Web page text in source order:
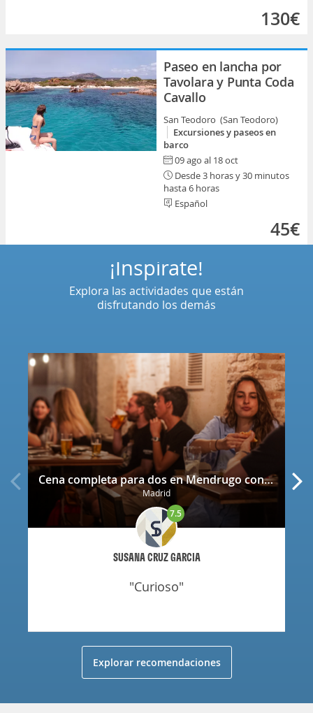
130€
Paseo en lancha por
Tavolara y Punta Coda
Cavallo
San Teodoro (San Teodoro)
Excursiones y paseos en
barco
09 ago al 18 oct
Desde 3 horas y 30 minutos
hasta 6 horas
Español
45€
Cena completa para dos en Mendrugo con cerveza artesana incluida
Madrid
SUSANA CRUZ GARCIA
7.5
"curioso"
¡Inspírate!
Explora las actividades que están
disfrutando los demás
Explorar recomendaciones